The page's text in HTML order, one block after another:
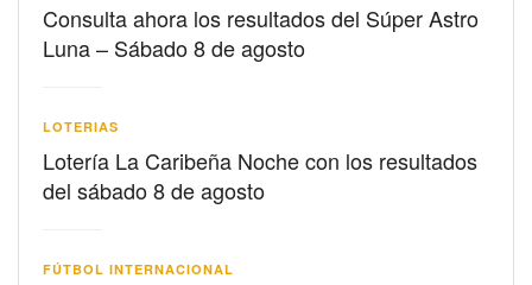
Consulta ahora los resultados del Súper Astro
Luna – Sábado 8 de agosto
LOTERIAS
Lotería La Caribeña Noche con los resultados
del sábado 8 de agosto
FÚTBOL INTERNACIONAL